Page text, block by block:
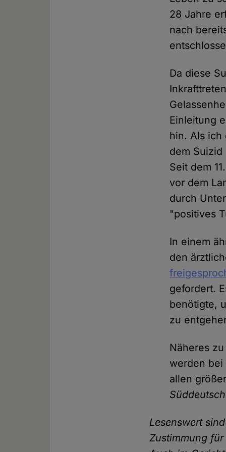
28 Jahre
nach
Da diese
Einleitung
hin. Als ich
dem
Seit dem
vor dem
durch
"positives
In einem
den
gefordert.
benötigte,
zu
Näheres
werden bei
allen
Lesenswert
Zustimmung